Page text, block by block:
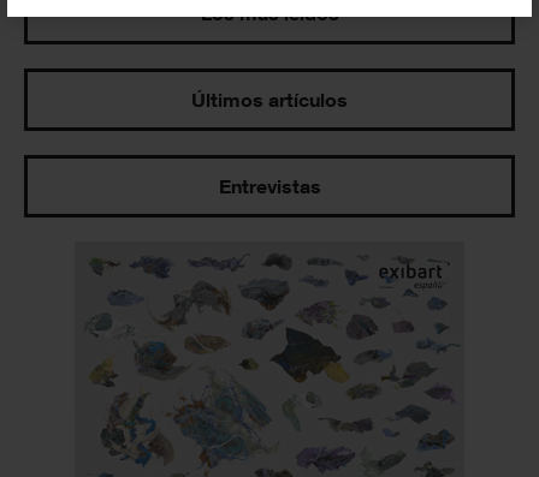
Los más leídos
Últimos artículos
Entrevistas